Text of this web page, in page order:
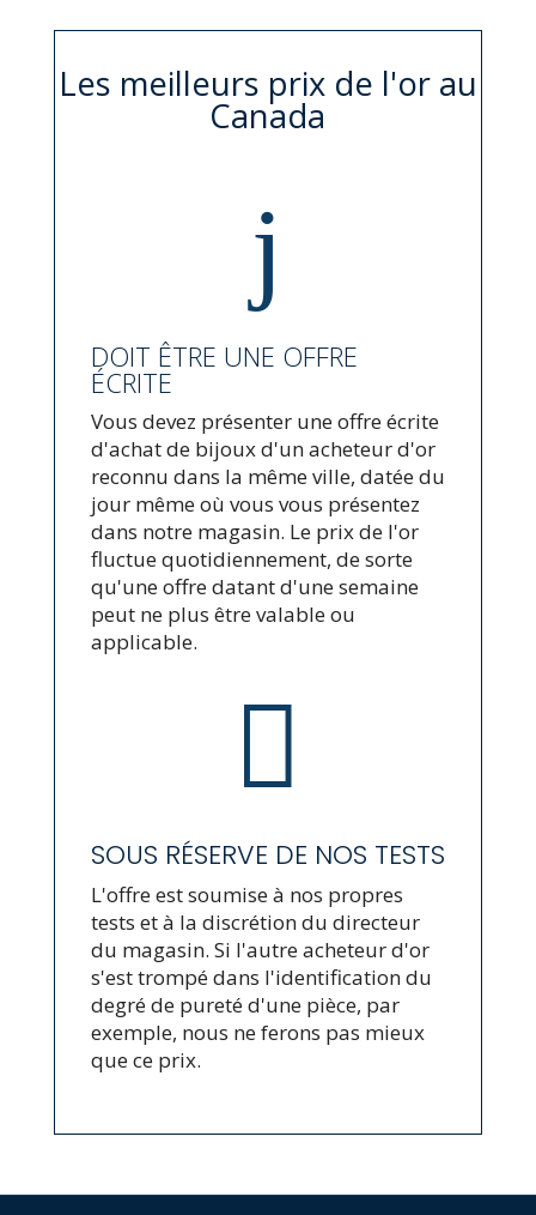
Les meilleurs prix de l'or au
Canada
j
DOIT ÊTRE UNE OFFRE
ÉCRITE
Vous devez présenter une offre écrite
d'achat de bijoux d'un acheteur d'or
reconnu dans la même ville, datée du
jour même où vous vous présentez
dans notre magasin. Le prix de l'or
fluctue quotidiennement, de sorte
qu'une offre datant d'une semaine
peut ne plus être valable ou
applicable.

SOUS RÉSERVE DE NOS TESTS
L'offre est soumise à nos propres
tests et à la discrétion du directeur
du magasin. Si l'autre acheteur d'or
s'est trompé dans l'identification du
degré de pureté d'une pièce, par
exemple, nous ne ferons pas mieux
que ce prix.